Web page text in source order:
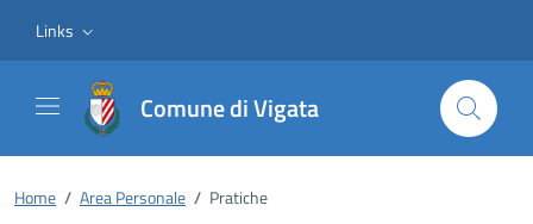
Links
Comune di Vigata
Home / Area Personale / Pratiche